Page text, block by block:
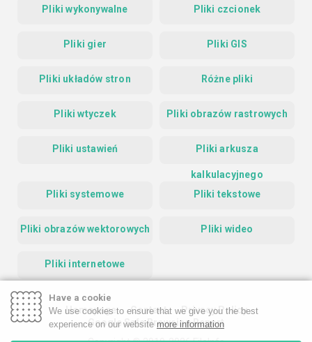
Pliki wykonywalne Pliki czcionek
Pliki gier Pliki GIS
Pliki układów stron Różne pliki
Pliki wtyczek Pliki obrazów rastrowych
Pliki ustawień Pliki arkusza
kalkulacyjnego
Pliki systemowe
Pliki tekstowe
Pliki obrazów wektorowych Pliki wideo
Pliki internetowe
Homepage Contact
Privacy Policy
Google Safe Browsing Report
Have a cookie
We use cookies to ensure that we give you the best
experience on our website more information